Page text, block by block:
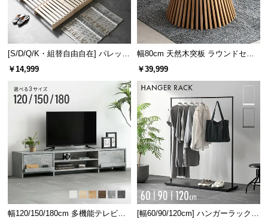
[S/D/Q/K・組替自由自在] パレット
ベッド 8/12/16枚セット
￥14,999
幅80cm 天然木突板 ラウンドセン
ターテーブル 美しい格子デザイン
￥39,999
幅120/150/180cm 多機能テレビボ
[幅60/90/120cm] ハンガーラック